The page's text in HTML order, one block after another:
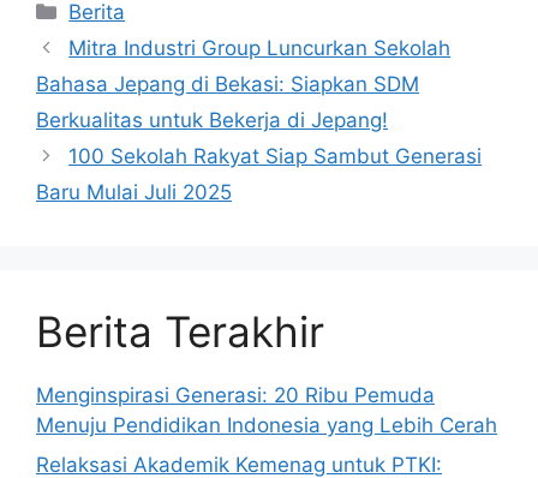
Kategori
Berita
Mitra Industri Group Luncurkan Sekolah
Bahasa Jepang di Bekasi: Siapkan SDM
Berkualitas untuk Bekerja di Jepang!
100 Sekolah Rakyat Siap Sambut Generasi
Baru Mulai Juli 2025
Berita Terakhir
Menginspirasi Generasi: 20 Ribu Pemuda
Menuju Pendidikan Indonesia yang Lebih Cerah
Relaksasi Akademik Kemenag untuk PTKI: